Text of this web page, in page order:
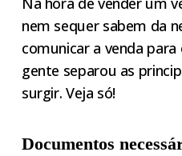
nem sequer sabem da
comunicar a venda para
gente separou as
surgir. Veja só!
Documentos